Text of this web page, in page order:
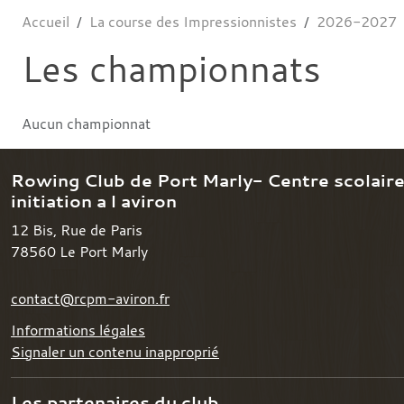
Accueil La course des Impressionnistes 2026-2027
Les championnats
Aucun championnat
Rowing Club de Port Marly- Centre
initiation a l aviron
12 Bis, Rue de Paris
78560 Le Port Marly
contact@rcpm-aviron.fr
Informations légales
Signaler un contenu inapproprié